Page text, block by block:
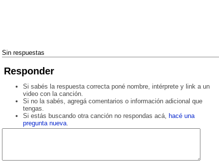
Sin respuestas
Responder
Si sabés la respuesta correcta poné nombre, intérprete y link a un
video con la canción.
Si no la sabés, agregá comentarios o información adicional que
tengas.
Si estás buscando otra canción no respondas acá, hacé una
pregunta nueva.